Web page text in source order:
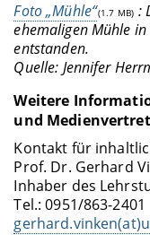
Foto „Mühle“(1.7 MB) :
ehemaligen Mühle
entstanden.
Quelle: Jennifer
Weitere
und
Kontakt für
Prof. Dr. Gerhard
Inhaber des
Tel.: 0951/863-2401